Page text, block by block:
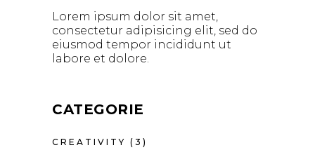
Lorem ipsum dolor sit amet,
consectetur adipisicing elit, sed do
eiusmod tempor incididunt ut
labore et dolore.
CATEGORIE
CREATIVITY (3)